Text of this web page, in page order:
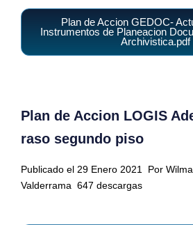
Plan de Accion GEDOC-
Instrumentos de Planeacion
Archivistica.pdf
Plan de Accion LOGIS
raso segundo piso
Publicado el 29 Enero 2021
Por
Valderrama 647 descargas